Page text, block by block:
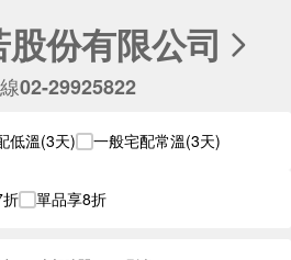
份有限公司
02-29925822
低溫(3天) 一般宅配常溫(3天)
單品享8折